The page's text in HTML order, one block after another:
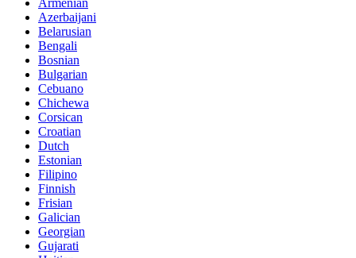
Azerbaijani
Belarusian
Bengali
Bosnian
Bulgarian
Cebuano
Chichewa
Corsican
Croatian
Dutch
Estonian
Filipino
Finnish
Frisian
Galician
Georgian
Gujarati